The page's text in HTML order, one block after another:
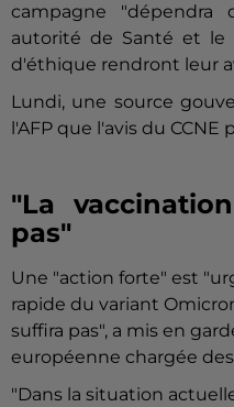
campagne
autorité de Santé et le
d'éthique rendront leur
Lundi, une source
l'AFP que l'avis du
"La
pas"
Une "action forte" est
rapide du variant
suffira pas", a mis en
européenne chargée
"Dans la situation